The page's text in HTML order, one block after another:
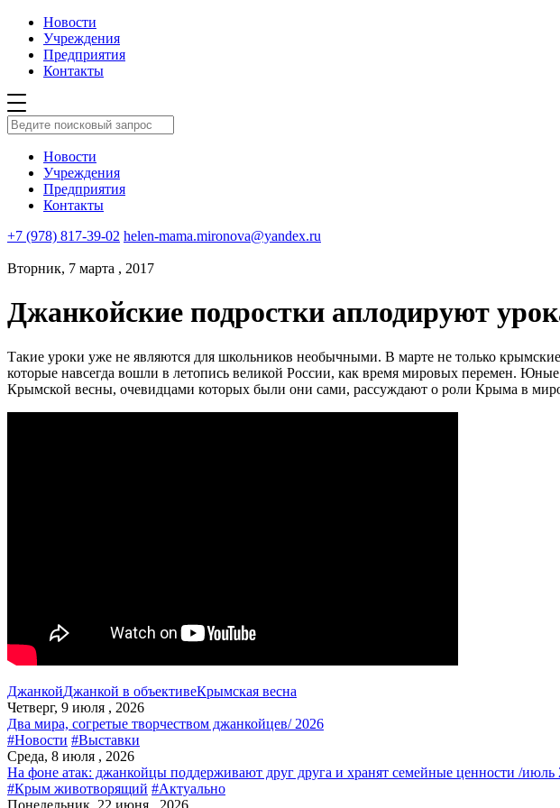
Новости
Учреждения
Предприятия
Контакты
Новости
Учреждения
Предприятия
Контакты
+7 (978) 817-39-02 helen-mama.mironova@yandex.ru
Вторник, 7 марта , 2017
Джанкойские подростки аплодируют
Такие уроки уже не являются для школьников необычными. В марте не только
которые навсегда вошли в летопись великой России, как время мировых перемен.
Крымской весны, очевидцами которых были они сами, рассуждают о роли Крыма в
ДжанкойДжанкой в объективеКрымская весна
Четверг, 9 июля , 2026
Два мира, согретые творчеством джанкойцев/ 2026
#Новости #Выставки
Среда, 8 июля , 2026
На фоне атак: джанкойцы поддерживают друг друга и хранят семейные ценности /июль
#Крым животворящий #Актуально
Понедельник, 22 июня , 2026